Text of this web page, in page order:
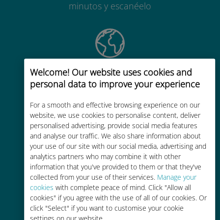
Welcome! Our website uses cookies and
personal data to improve your experience
For a smooth and effective browsing experience on our
website, we use cookies to personalise content, deliver
personalised advertising, provide social media features
and analyse our traffic. We also share information about
your use of our site with our social media, advertising and
analytics partners who may combine it with other
information that you've provided to them or that they've
collected from your use of their services. Manage your
cookies with complete peace of mind. Click "Allow all
cookies" if you agree with the use of all of our cookies. Or
click "Select" if you want to customise your cookie
settings on our website.
minutos y escanéelo
Mundial
Conectividad celular mundial de
alta calidad en más de 200
destinos
Rentable
Hasta un 90% más barato que los
costes de itinerancia con su